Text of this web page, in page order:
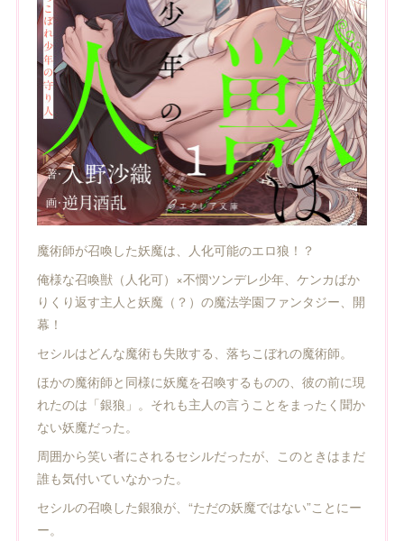
魔術師が召喚した妖魔は、人化可能のエロ狼！？
俺様な召喚獣（人化可）×不憫ツンデレ少年、ケンカばか
りくり返す主人と妖魔（？）の魔法学園ファンタジー、開
幕！
セシルはどんな魔術も失敗する、落ちこぼれの魔術師。
ほかの魔術師と同様に妖魔を召喚するものの、彼の前に現
れたのは「銀狼」。それも主人の言うことをまったく聞か
ない妖魔だった。
周囲から笑い者にされるセシルだったが、このときはまだ
誰も気付いていなかった。
セシルの召喚した銀狼が、“ただの妖魔ではない”ことにー
ー。